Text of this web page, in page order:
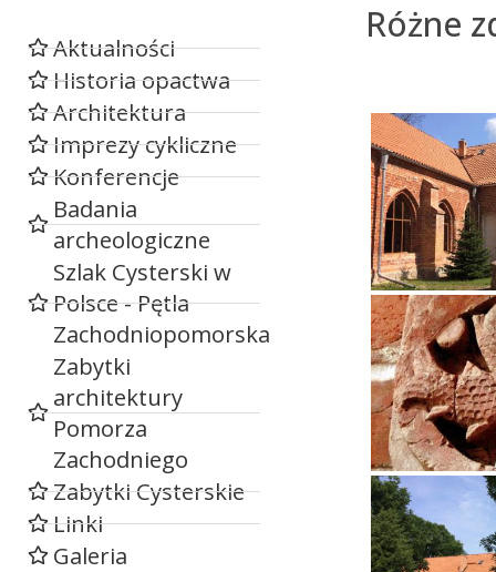
Różne
Aktualności
Historia opactwa
Architektura
Imprezy cykliczne
Konferencje
Badania
archeologiczne
Szlak Cysterski w
Polsce - Pętla
Zachodniopomorska
Zabytki
architektury
Pomorza
Zachodniego
Zabytki Cysterskie
Linki
Galeria